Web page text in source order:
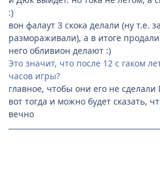
:)
вон фалаут 3 скока делали (ну т.е.
размораживали), а в итоге
него обливион делают :)
Это значит, что после 12 с гаком
часов игры?
главное, чтобы они его не сделали
вот тогда и можно будет сказать,
вечно